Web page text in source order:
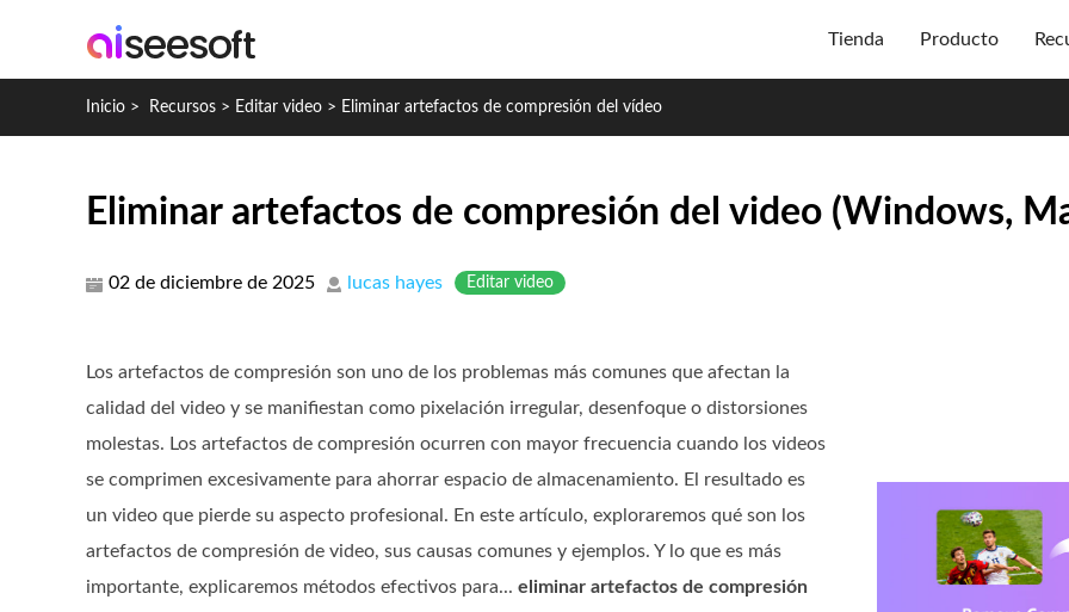
Tienda Producto
Inicio > Recursos > Editar video > Eliminar artefactos de compresión del vídeo
Eliminar artefactos de compresión del video (Windows,
02 de diciembre de 2025 lucas hayes Editar video
Los artefactos de compresión son uno de los problemas más comunes que afectan la
calidad del video y se manifiestan como pixelación irregular, desenfoque o distorsiones
molestas. Los artefactos de compresión ocurren con mayor frecuencia cuando los videos
se comprimen excesivamente para ahorrar espacio de almacenamiento. El resultado es
un video que pierde su aspecto profesional. En este artículo, exploraremos qué son los
artefactos de compresión de video, sus causas comunes y ejemplos. Y lo que es más
importante, explicaremos métodos efectivos para... eliminar artefactos de compresión